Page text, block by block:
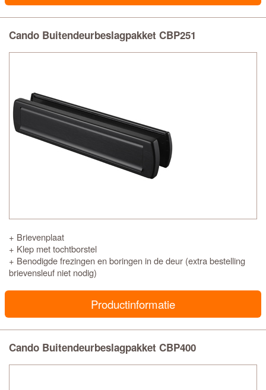
Cando Buitendeurbeslagpakket CBP251
+ Brievenplaat
+ Klep met tochtborstel
+ Benodigde frezingen en boringen in de deur (extra bestelling
brievensleuf niet nodig)
Productinformatie
Cando Buitendeurbeslagpakket CBP400